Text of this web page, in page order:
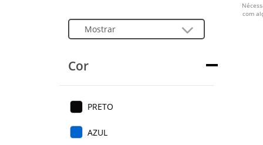
Cor
PRETO
AZUL
com